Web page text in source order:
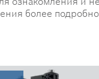
более